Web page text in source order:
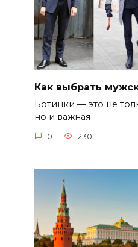
Как выбрать
Ботинки — это не
но и важная
0 230